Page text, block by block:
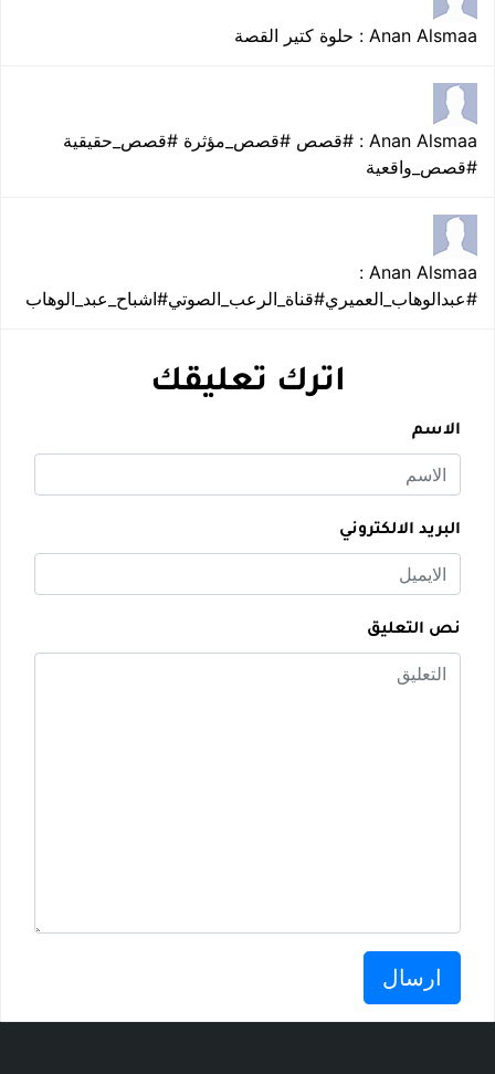
Anan Alsmaa : حلوة كتير القصة
Anan Alsmaa : #قصص #قصص_مؤثرة #قصص_حقيقية
#قصص_واقعية
Anan Alsmaa :
#عبدالوهاب_العميري#قناة_الرعب_الصوتي#اشباح_عبد_الوهاب
اترك تعليقك
الاسم
البريد الالكتروني
نص التعليق
ارسال